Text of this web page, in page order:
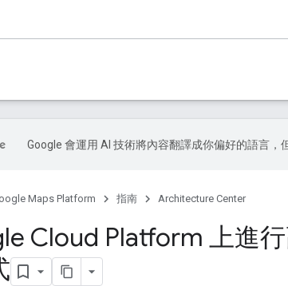
Google 會運用 AI 技術將內容翻譯成你偏好的語言，
Maps Platform 指南 Architecture Center
Cloud Platform 上進